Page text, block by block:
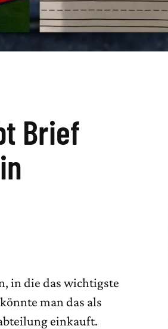
Brief
in die das wichtigste
man das als
einkauft.